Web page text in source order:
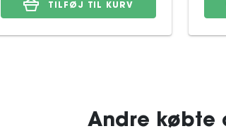
TILFØJ TIL KURV
Andre købte